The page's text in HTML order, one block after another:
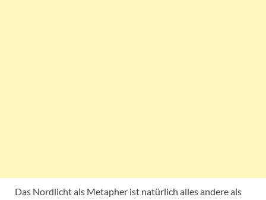
Das Nordlicht als Metapher ist natürlich alles andere als